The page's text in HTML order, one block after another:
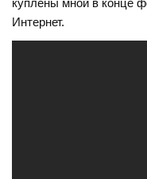
Интернет.